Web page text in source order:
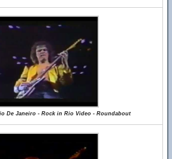
De Janeiro - Rock in Rio Video - Roundabout